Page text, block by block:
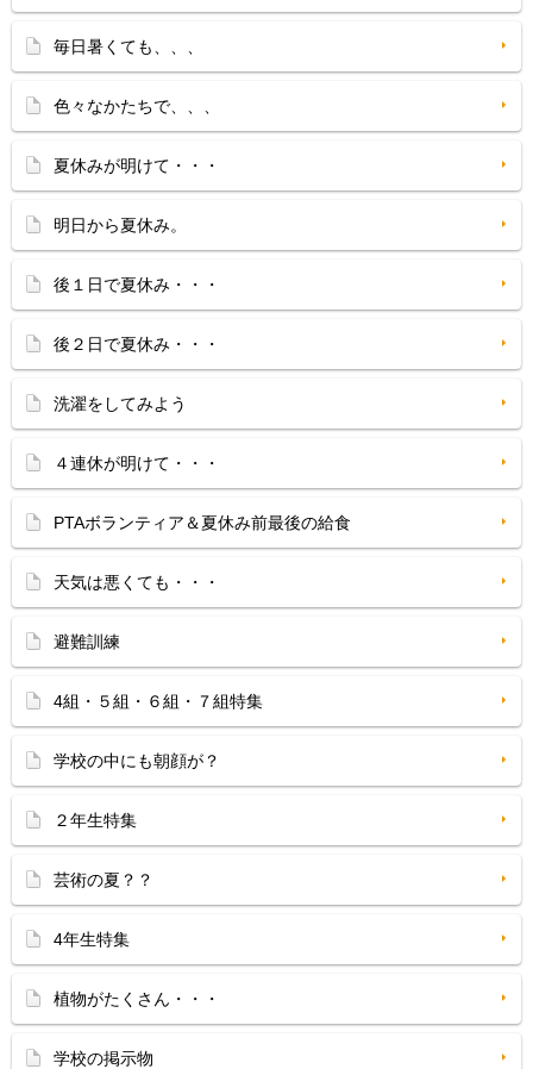
毎日暑くても、、、
色々なかたちで、、、
夏休みが明けて・・・
明日から夏休み。
後１日で夏休み・・・
後２日で夏休み・・・
洗濯をしてみよう
４連休が明けて・・・
PTAボランティア＆夏休み前最後の給食
天気は悪くても・・・
避難訓練
4組・５組・６組・７組特集
学校の中にも朝顔が？
２年生特集
芸術の夏？？
4年生特集
植物がたくさん・・・
学校の掲示物